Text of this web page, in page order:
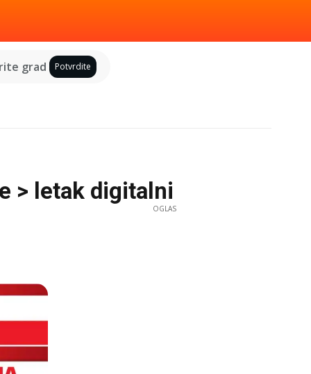
grad Potvrdite
> letak digitalni
OGLAS